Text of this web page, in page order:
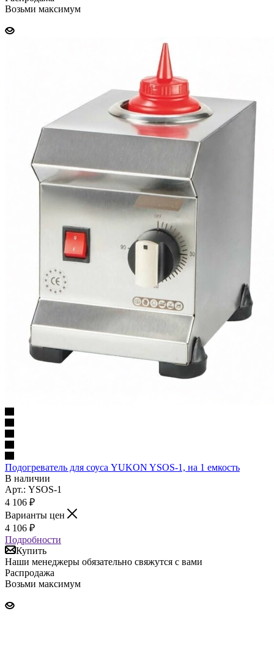
Возьми максимум
Подогреватель для соуса YUKON YSOS-1, на 1 емкость
В наличии
Арт.: YSOS-1
4 106 ₽
Варианты цен
4 106 ₽
Подробности
Купить
Наши менеджеры обязательно свяжутся с вами
Распродажа
Возьми максимум